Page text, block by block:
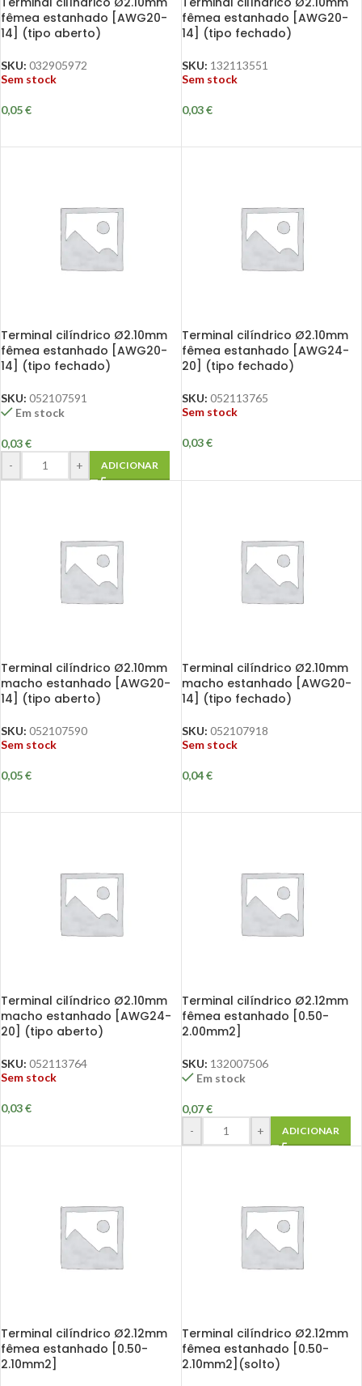
fêmea estanhado [AWG20-
14] (tipo aberto)
SKU: 032905972
Sem stock
0,05€
fêmea estanhado [AWG20-
14] (tipo fechado)
SKU: 132113551
Sem stock
0,03€
Terminal cilíndrico Ø2.10mm
fêmea estanhado [AWG20-
14] (tipo fechado)
SKU: 052107591
Em stock
0,03€
-
+ ADICIONAR
Terminal cilíndrico Ø2.10mm
fêmea estanhado [AWG24-
20] (tipo fechado)
SKU: 052113765
Sem stock
0,03€
Terminal cilíndrico Ø2.10mm
macho estanhado [AWG20-
14] (tipo aberto)
SKU: 052107590
Sem stock
0,05€
Terminal cilíndrico Ø2.10mm
macho estanhado [AWG20-
14] (tipo fechado)
SKU: 052107918
Sem stock
0,04€
Terminal cilíndrico Ø2.10mm
macho estanhado [AWG24-
20] (tipo aberto)
SKU: 052113764
Sem stock
0,03€
Terminal cilíndrico Ø2.12mm
fêmea estanhado [0.50-
2.00mm2]
SKU: 132007506
Em stock
0,07€
-
+ ADICIONAR
Terminal cilíndrico Ø2.12mm
fêmea estanhado [0.50-
2.10mm2]
Terminal cilíndrico Ø2.12mm
fêmea estanhado [0.50-
2.10mm2](solto)